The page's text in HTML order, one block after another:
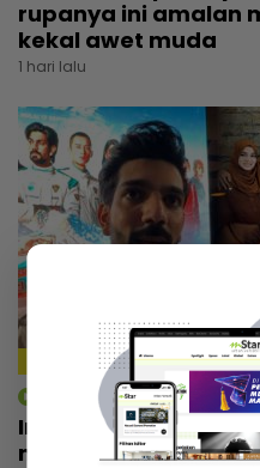
rupanya ini amalan
kekal awet muda
1 hari lalu
mStar | Hiburan
Irfan Zaini sibuk
mak sampai nak